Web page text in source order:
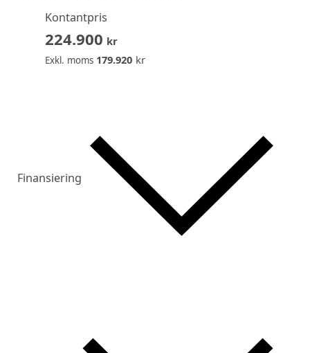
Kontantpris
224.900 kr
Exkl. moms 179.920kr
Finansiering